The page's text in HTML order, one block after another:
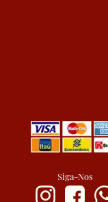
Siga-Nos